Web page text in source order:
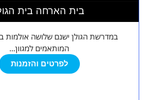
בית הארחה בית
במדרשת הגולן ישנם שלושה אולמות
המותאמים למגוון...
לפרטים והזמנות